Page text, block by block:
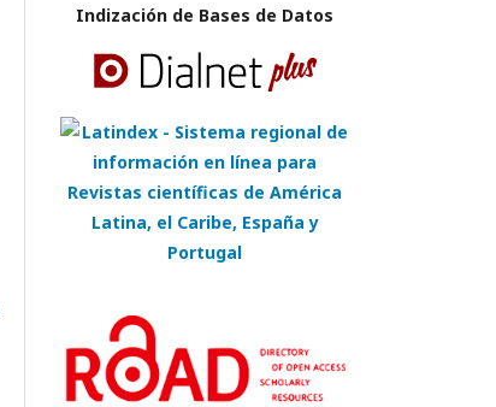
Indización de Bases de Datos